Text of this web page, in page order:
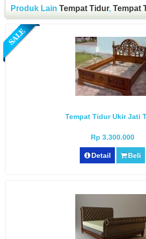
Produk Lain Tempat Tidur, Tempat
Tempat Tidur Ukir Jati
Rp 3.300.000
Detail Beli